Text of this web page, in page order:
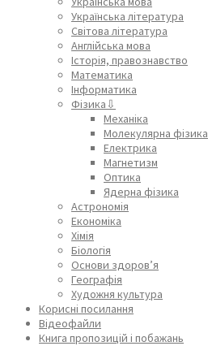
Українська література
Світова література
Англійська мова
Історія, правознавство
Математика
Інформатика
Фізика⇩
Механіка
Молекулярна фізика
Електрика
Магнетизм
Оптика
Ядерна фізика
Астрономія
Економіка
Хімія
Біологія
Основи здоров’я
Географія
Художня культура
Корисні посилання
Відеофайли
Книга пропозицій і побажань